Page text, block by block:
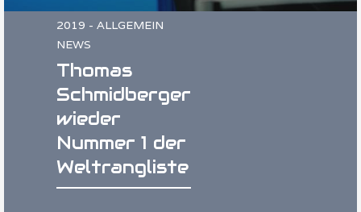
2019 - ALLGEMEIN
NEWS
Thomas
Schmidberger
wieder
Nummer 1 der
Weltrangliste